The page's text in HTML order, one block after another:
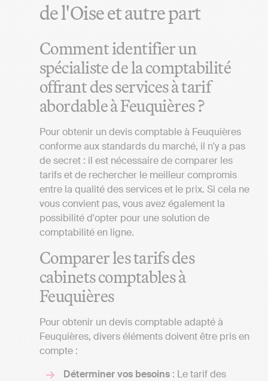
de l'Oise et autre part
Comment identifier un
spécialiste de la comptabilité
offrant des services à tarif
abordable à Feuquières ?
Pour obtenir un devis comptable à Feuquières
conforme aux standards du marché, il n'y a pas
de secret : il est nécessaire de comparer les
tarifs et de rechercher le meilleur compromis
entre la qualité des services et le prix. Si cela ne
vous convient pas, vous avez également la
possibilité d'opter pour une solution de
comptabilité en ligne.
Comparer les tarifs des
cabinets comptables à
Feuquières
Pour obtenir un devis comptable adapté à
Feuquières, divers éléments doivent être pris en
compte :
Déterminer vos besoins : Le tarif des